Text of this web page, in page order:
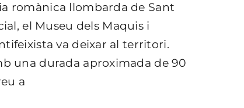
romànica llombarda de Sant
el Museu dels Maquis i
va deixar al territori.
una durada aproximada de 90
a